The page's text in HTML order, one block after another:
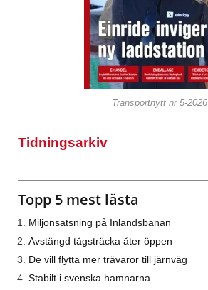
Transportnytt nr 5-2026
Tidningsarkiv
Topp 5 mest lästa
Miljonsatsning på Inlandsbanan
Avstängd tågsträcka åter öppen
De vill flytta mer trävaror till järnväg
Stabilt i svenska hamnarna